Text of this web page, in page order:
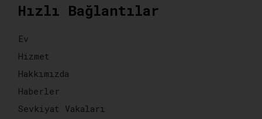
Hızlı Bağlantılar
Ev
Hizmet
Hakkımızda
Haberler
Sevkiyat Vakaları